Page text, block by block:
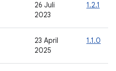
26 Juli
2023
1.2.1
23 April
2025
1.1.0